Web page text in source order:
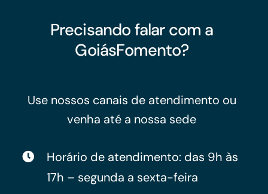
Precisando falar com a
GoiásFomento?
Use nossos canais de atendimento ou
venha até a nossa sede
Horário de atendimento: das 9h às
17h – segunda a sexta-feira